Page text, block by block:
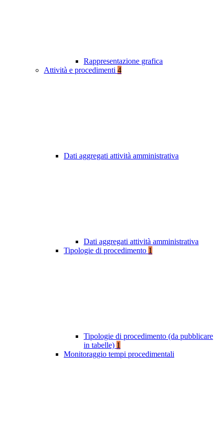
Rappresentazione grafica
Attività e procedimenti 4
Dati aggregati attività amministrativa
Dati aggregati attività amministrativa
Tipologie di procedimento 1
Tipologie di procedimento (da pubblicare
in tabelle) 1
Monitoraggio tempi procedimentali